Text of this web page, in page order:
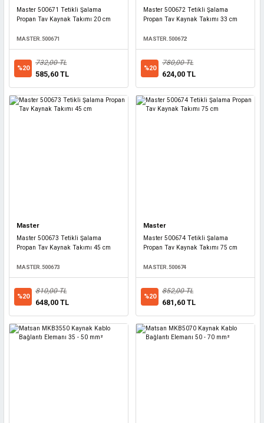
Master 500671 Tetikli Şalama
Propan Tav Kaynak Takımı 20 cm
MASTER.500671
%20
732,00 TL
585,60 TL
Master 500672 Tetikli Şalama
Propan Tav Kaynak Takımı 33 cm
MASTER.500672
%20
780,00 TL
624,00 TL
Master
Master 500673 Tetikli Şalama
Propan Tav Kaynak Takımı 45 cm
MASTER.500673
%20
810,00 TL
648,00 TL
Master
Master 500674 Tetikli Şalama
Propan Tav Kaynak Takımı 75 cm
MASTER.500674
%20
852,00 TL
681,60 TL